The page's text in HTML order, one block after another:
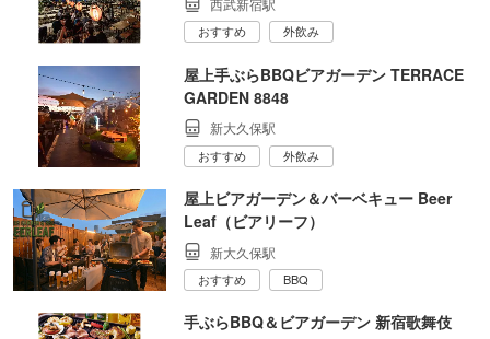
西武新宿駅
おすすめ 外飲み
屋上手ぶらBBQビアガーデン TERRACE
GARDEN 8848
新大久保駅
おすすめ 外飲み
屋上ビアガーデン＆バーベキュー Beer
Leaf（ビアリーフ）
新大久保駅
おすすめ BBQ
手ぶらBBQ＆ビアガーデン 新宿歌舞伎